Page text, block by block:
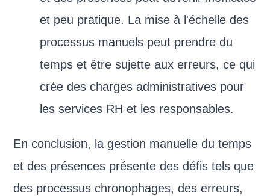
et peu pratique. La mise à l'échelle des
processus manuels peut prendre du
temps et être sujette aux erreurs, ce qui
crée des charges administratives pour
les services RH et les responsables.
En conclusion, la gestion manuelle du temps
et des présences présente des défis tels que
des processus chronophages, des erreurs,